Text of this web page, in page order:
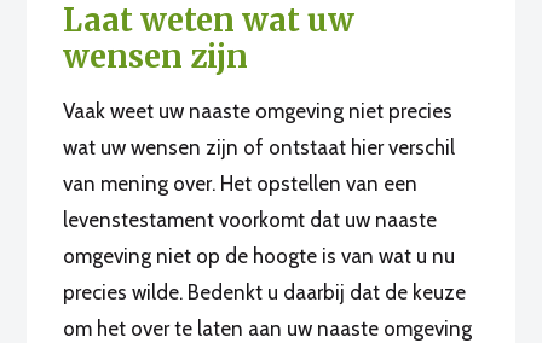
Laat weten wat uw
wensen zijn
Vaak weet uw naaste omgeving niet precies
wat uw wensen zijn of ontstaat hier verschil
van mening over. Het opstellen van een
levenstestament voorkomt dat uw naaste
omgeving niet op de hoogte is van wat u nu
precies wilde. Bedenkt u daarbij dat de keuze
om het over te laten aan uw naaste omgeving